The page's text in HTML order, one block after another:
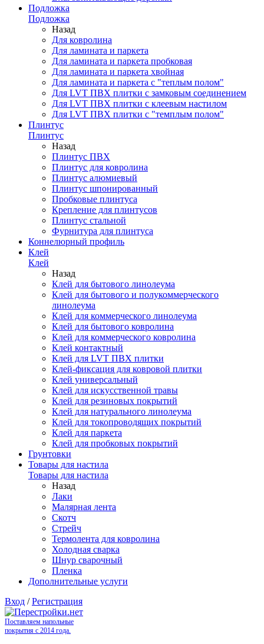
Подложка
Подложка
Назад
Для ковролина
Для ламината и паркета
Для ламината и паркета пробковая
Для ламината и паркета хвойная
Для ламината и паркета с "теплым полом"
Для LVT ПВХ плитки с замковым соединением
Для LVT ПВХ плитки с клеевым настилом
Для LVT ПВХ плитки с "темплым полом"
Плинтус
Плинтус
Назад
Плинтус ПВХ
Плинтус для ковролина
Плинтус алюмиевый
Плинтус шпонированный
Пробковые плинтуса
Крепление для плинтусов
Плинтус стальной
Фурнитура для плинтуса
Коннелюрный профиль
Клей
Клей
Назад
Клей для бытового линолеума
Клей для бытового и полукоммерческого
линолеума
Клей для коммерческого линолеума
Клей для бытового ковролина
Клей для коммерческого ковролина
Клей контактный
Клей для LVT ПВХ плитки
Клей-фиксация для ковровой плитки
Клей универсальный
Клей для искусственной травы
Клей для резиновых покрытий
Клей для натурального линолеума
Клей для токопроводящих покрытий
Клей для паркета
Клей для пробковых покрытий
Грунтовки
Товары для настила
Товары для настила
Назад
Лаки
Малярная лента
Скотч
Стрейч
Термолента для ковролина
Холодная сварка
Шнур сварочный
Пленка
Дополнительные услуги
Вход /Регистрация
Поставляем напольные
покрытия с 2014 года.